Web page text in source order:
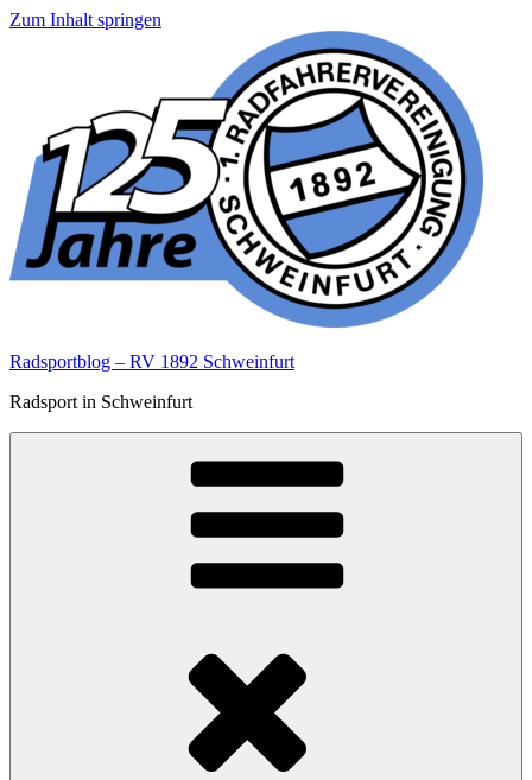
Zum Inhalt springen
Radsportblog – RV 1892 Schweinfurt
Radsport in Schweinfurt